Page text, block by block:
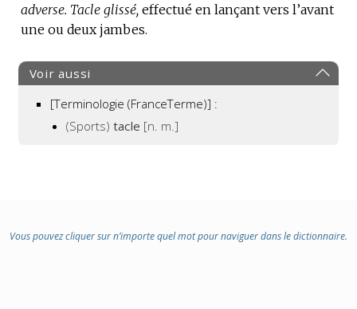
adverse. Tacle glissé, effectué en lançant vers l’avant
une ou deux jambes.
Voir aussi
[Terminologie (FranceTerme)] :
(Sports)tacle [n. m.]
Vous pouvez cliquer sur n’importe quel mot pour naviguer dans le dictionnaire.